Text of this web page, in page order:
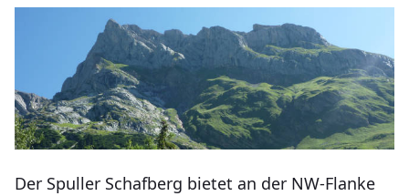
Der Spuller Schafberg bietet an der NW-Flanke